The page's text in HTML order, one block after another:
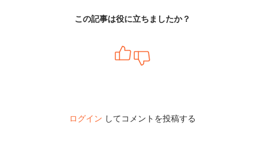
この記事は役に立ちましたか？
ログイン してコメントを投稿する